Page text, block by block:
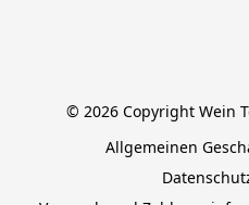
© 2026 Copyright Wein
Allgemeinen